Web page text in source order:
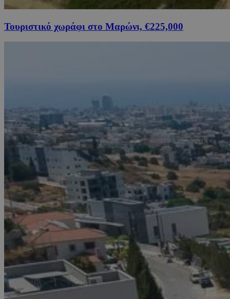
Τουριστικό χωράφι στο Μαρώνι, €225,000